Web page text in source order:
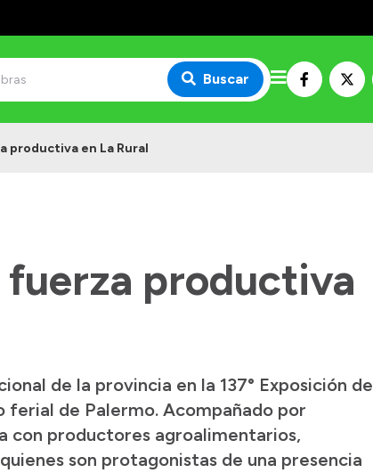
Buscar
productiva en La Rural
productiva
de la provincia en la 137° Exposición de
de Palermo. Acompañado por
con productores agroalimentarios,
son protagonistas de una presencia